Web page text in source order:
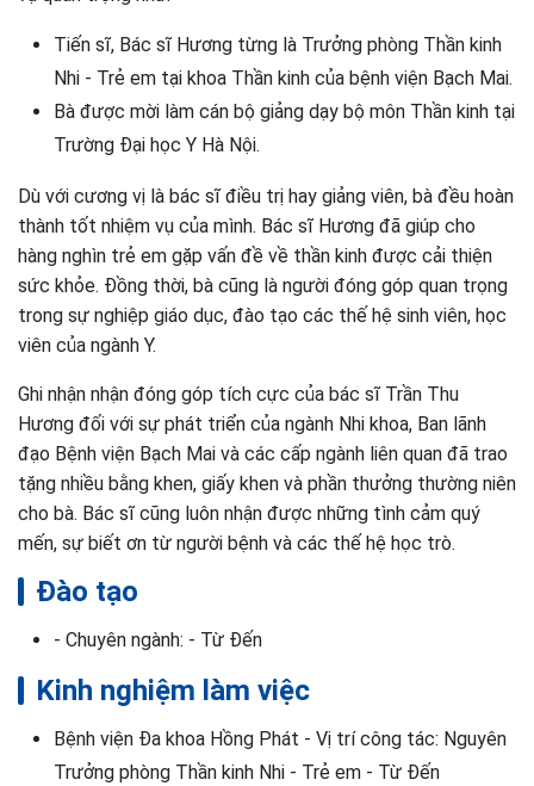
Tiến sĩ, Bác sĩ Hương từng là Trưởng phòng Thần kinh
Nhi - Trẻ em tại khoa Thần kinh của bệnh viện Bạch Mai.
Bà được mời làm cán bộ giảng dạy bộ môn Thần kinh tại
Trường Đại học Y Hà Nội.
Dù với cương vị là bác sĩ điều trị hay giảng viên, bà đều hoàn
thành tốt nhiệm vụ của mình. Bác sĩ Hương đã giúp cho
hàng nghìn trẻ em gặp vấn đề về thần kinh được cải thiện
sức khỏe. Đồng thời, bà cũng là người đóng góp quan trọng
trong sự nghiệp giáo dục, đào tạo các thế hệ sinh viên, học
viên của ngành Y.
Ghi nhận nhận đóng góp tích cực của bác sĩ Trần Thu
Hương đối với sự phát triển của ngành Nhi khoa, Ban lãnh
đạo Bệnh viện Bạch Mai và các cấp ngành liên quan đã trao
tặng nhiều bằng khen, giấy khen và phần thưởng thường niên
cho bà. Bác sĩ cũng luôn nhận được những tình cảm quý
mến, sự biết ơn từ người bệnh và các thế hệ học trò.
Đào tạo
- Chuyên ngành: - Từ Đến
Kinh nghiệm làm việc
Bệnh viện Đa khoa Hồng Phát - Vị trí công tác: Nguyên
Trưởng phòng Thần kinh Nhi - Trẻ em - Từ Đến